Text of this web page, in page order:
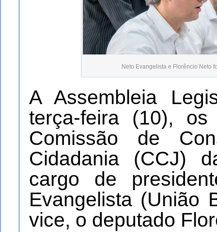
Neto Evangelista e Florêncio Neto
A Assembleia
terça-feira (10),
Comissão de
Cidadania (CCJ)
cargo de
Evangelista (União
vice, o deputado